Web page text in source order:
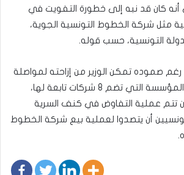
أنه كان قد نبه إلى خطورة التفويت في
مثل شركة الخطوط التونسية الجوية،
التونسية، حسب قوله.
صموده تمكن الوزير من إزاحته لمواصلة
صفقة التفويت في المؤسسة التي تضم 8 شركات تابعة لها،
تتم عملية التفاوض في كنف السرية
أن يتصدوا لعملية بيع شركة الخطوط